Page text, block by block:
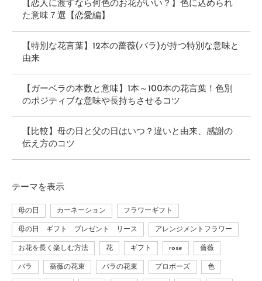
【恋人に渡すなら何色のお花がいい？】色に込められ
た意味７選【恋愛編】
【特別な花言葉】12本の薔薇(バラ)が持つ特別な意味と
由来
【ガーベラの本数と意味】1本～100本の花言葉！色別
のポジティブな意味や長持ちさせるコツ
【比較】母の日と父の日はいつ？違いと由来、感謝の
伝え方のコツ
テーマ を表示
母の日 カーネーション フラワーギフト
母の日 ギフト プレゼント リース アレンジメントフラワー
お花を長く楽しむ方法 花 ギフト rose 薔薇
バラ 薔薇の花束 バラの花束 プロポーズ 色